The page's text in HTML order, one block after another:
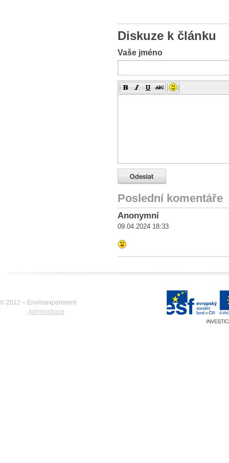
Diskuze k článku
Vaše jméno
Poslední komentáře
Anonymní
09.04.2024 18:33
© 2012 – Enviroexperiment
Administrace